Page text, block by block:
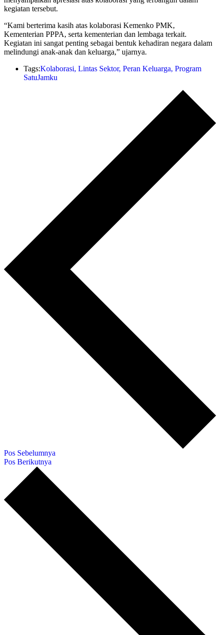
kegiatan tersebut.
“Kami berterima kasih atas kolaborasi Kemenko PMK,
Kementerian PPPA, serta kementerian dan lembaga terkait.
Kegiatan ini sangat penting sebagai bentuk kehadiran negara dalam
melindungi anak-anak dan keluarga,” ujarnya.
Tags:Kolaborasi, Lintas Sektor, Peran Keluarga, Program
SatuJamku
Pos Sebelumnya
Pos Berikutnya